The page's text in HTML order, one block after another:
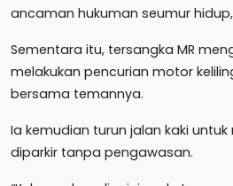
ancaman hukuman seumur
Sementara itu, tersangka MR
melakukan pencurian motor
bersama temannya.
Ia kemudian turun jalan kaki
diparkir tanpa pengawasan.